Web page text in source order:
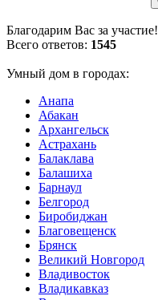
Благодарим Вас за участие!
Всего ответов: 1545
Умный дом в городах:
Анапа
Абакан
Архангельск
Астрахань
Балаклава
Балашиха
Барнаул
Белгород
Биробиджан
Благовещенск
Брянск
Великий Новгород
Владивосток
Владикавказ